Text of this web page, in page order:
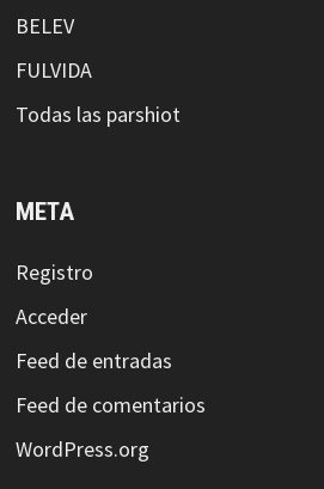
BELEV
FULVIDA
Todas las parshiot
META
Registro
Acceder
Feed de entradas
Feed de comentarios
WordPress.org